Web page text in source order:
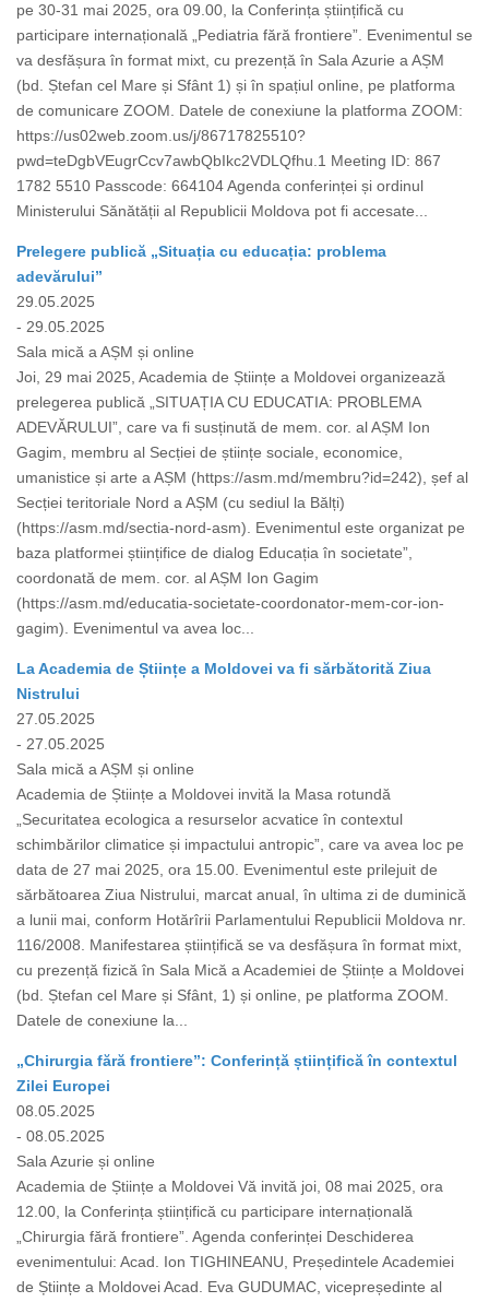
pe 30-31 mai 2025, ora 09.00, la Conferința științifică cu
participare internațională „Pediatria fără frontiere”. Evenimentul se
va desfășura în format mixt, cu prezență în Sala Azurie a AȘM
(bd. Ștefan cel Mare și Sfânt 1) și în spațiul online, pe platforma
de comunicare ZOOM. Datele de conexiune la platforma ZOOM:
https://us02web.zoom.us/j/86717825510?
pwd=teDgbVEugrCcv7awbQbIkc2VDLQfhu.1 Meeting ID: 867
1782 5510 Passcode: 664104 Agenda conferinței și ordinul
Ministerului Sănătății al Republicii Moldova pot fi accesate...
Prelegere publică „Situația cu educația: problema
adevărului”
29.05.2025
- 29.05.2025
Sala mică a AȘM și online
Joi, 29 mai 2025, Academia de Științe a Moldovei organizează
prelegerea publică „SITUAȚIA CU EDUCATIA: PROBLEMA
ADEVĂRULUI”, care va fi susținută de mem. cor. al AȘM Ion
Gagim, membru al Secției de științe sociale, economice,
umanistice și arte a AȘM (https://asm.md/membru?id=242), șef al
Secției teritoriale Nord a AȘM (cu sediul la Bălți)
(https://asm.md/sectia-nord-asm). Evenimentul este organizat pe
baza platformei științifice de dialog Educația în societate”,
coordonată de mem. cor. al AȘM Ion Gagim
(https://asm.md/educatia-societate-coordonator-mem-cor-ion-
gagim). Evenimentul va avea loc...
La Academia de Științe a Moldovei va fi sărbătorită Ziua
Nistrului
27.05.2025
- 27.05.2025
Sala mică a AȘM și online
Academia de Științe a Moldovei invită la Masa rotundă
„Securitatea ecologica a resurselor acvatice în contextul
schimbărilor climatice și impactului antropic”, care va avea loc pe
data de 27 mai 2025, ora 15.00. Evenimentul este prilejuit de
sărbătoarea Ziua Nistrului, marcat anual, în ultima zi de duminică
a lunii mai, conform Hotărîrii Parlamentului Republicii Moldova nr.
116/2008. Manifestarea științifică se va desfășura în format mixt,
cu prezență fizică în Sala Mică a Academiei de Științe a Moldovei
(bd. Ștefan cel Mare și Sfânt, 1) și online, pe platforma ZOOM.
Datele de conexiune la...
„Chirurgia fără frontiere”: Conferință științifică în contextul
Zilei Europei
08.05.2025
- 08.05.2025
Sala Azurie și online
Academia de Științe a Moldovei Vă invită joi, 08 mai 2025, ora
12.00, la Conferința științifică cu participare internațională
„Chirurgia fără frontiere”. Agenda conferinței Deschiderea
evenimentului: Acad. Ion TIGHINEANU, Președintele Academiei
de Științe a Moldovei Acad. Eva GUDUMAC, vicepreședinte al